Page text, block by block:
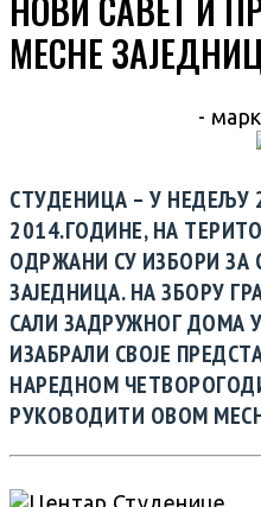
МЕСНЕ
-
СТУДЕНИЦА – У НЕДЕЉУ
2014.ГОДИНЕ, НА
ОДРЖАНИ СУ ИЗБОРИ ЗА
ЗАЈЕДНИЦА. НА ЗБОРУ
САЛИ ЗАДРУЖНОГ ДОМА
ИЗАБРАЛИ СВОЈЕ
НАРЕДНОМ
РУКОВОДИТИ ОВОМ